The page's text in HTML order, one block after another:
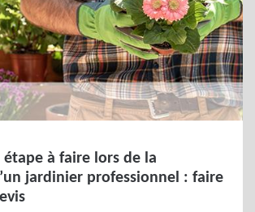
étape à faire lors de la
jardinier professionnel : faire